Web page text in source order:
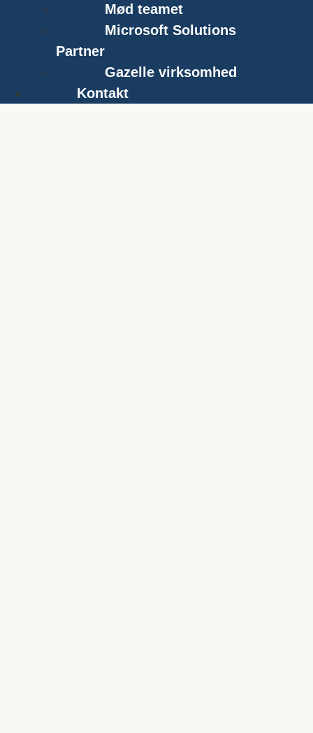
Mød teamet
Microsoft Solutions
Partner
Gazelle virksomhed
Kontakt